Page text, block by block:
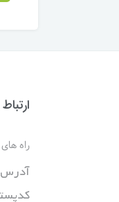
راه
آدرس: